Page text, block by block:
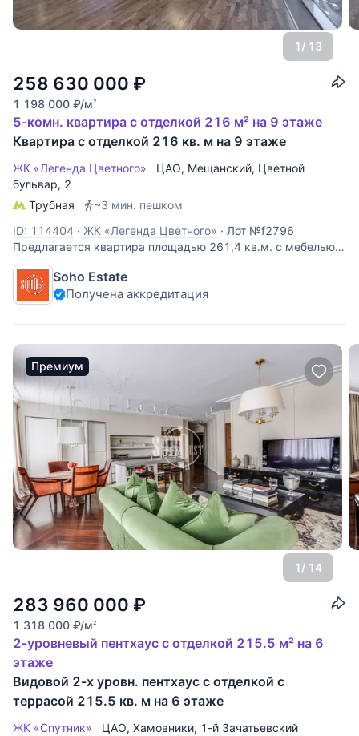
1 / 13
258 630 000 ₽
1 198 000 ₽/м2
5-комн. квартира с отделкой 216 м² на 9 этаже
Квартира с отделкой 216 кв. м на 9 этаже
ЖК «Легенда Цветного» ЦАО, Мещанский, Цветной
бульвар, 2
Трубная
~3 мин. пешком
ID: 114404 · ЖК «Легенда Цветного» · Лот №f2796
Предлагается квартира площадью 261,4 кв.м. с мебелью.
Интерьер выполнен в современном стиле. Функциональная
планировка: гостиная-кухня, основная спальня со своей
гардеробной и ванной комнатами, 2 детские со своей
Soho Estate
Получена аккредитация
Премиум
1/ 14
283 960 000 ₽
1 318 000 ₽/м2
2-уровневый пентхаус с отделкой 215.5 м² на 6
этаже
Видовой 2-х уровн. пентхаус с отделкой с
террасой 215.5 кв. м на 6 этаже
ЖК «Спутник» ЦАО, Хамовники, 1-й Зачатьевский